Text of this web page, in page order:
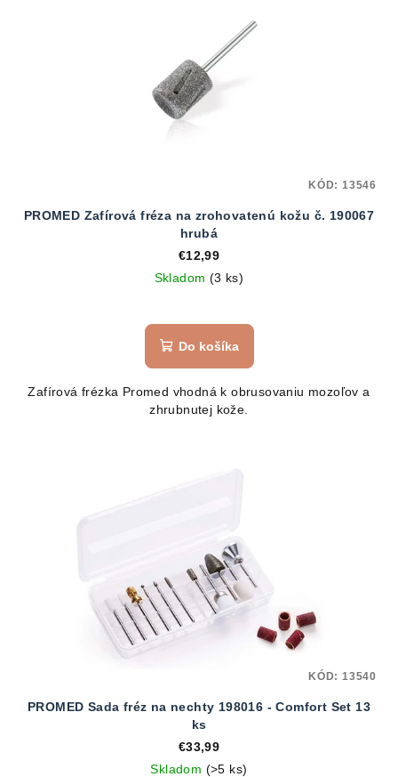
PROMED Zafírová fréza na zrohovatenú kožu č. 190067
hrubá
€12,99
Skladom (3 ks)
Do košíka
Zafírová frézka Promed vhodná k obrusovaniu mozoľov a
zhrubnutej kože.
KÓD: 13546
PROMED Sada fréz na nechty 198016 - Comfort Set 13
ks
€33,99
Skladom (>5 ks)
KÓD: 13540